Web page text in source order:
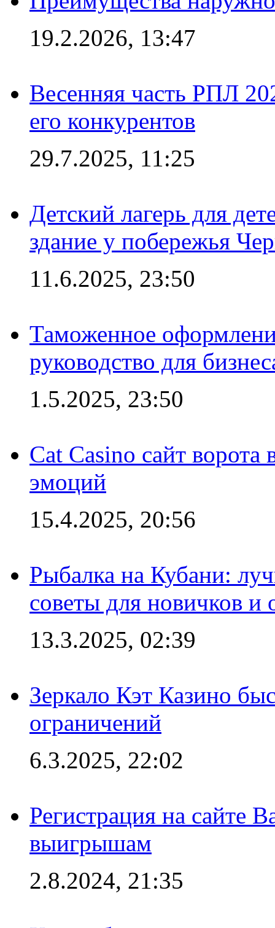
19.2.2026, 13:47
Весенняя часть РПЛ
его конкурентов
29.7.2025, 11:25
Детский лагерь для
здание у побережья
11.6.2025, 23:50
Таможенное
руководство для
1.5.2025, 23:50
Cat Casino сайт
эмоций
15.4.2025, 20:56
Рыбалка на Кубани:
советы для новичков
13.3.2025, 02:39
Зеркало Кэт Казино
ограничений
6.3.2025, 22:02
Регистрация на сайте
выигрышам
2.8.2024, 21:35